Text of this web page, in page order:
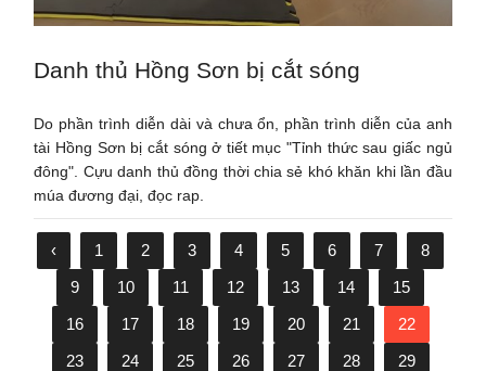
Danh thủ Hồng Sơn bị cắt sóng
Do phần trình diễn dài và chưa ổn, phần trình diễn của anh
tài Hồng Sơn bị cắt sóng ở tiết mục "Tỉnh thức sau giấc ngủ
đông". Cựu danh thủ đồng thời chia sẻ khó khăn khi lần đầu
múa đương đại, đọc rap.
‹ 1 2 3 4 5 6 7
8
9
10 11 12 13 14
15
16
17 18 19 20 21
22
23
24 25 26 27 28
29